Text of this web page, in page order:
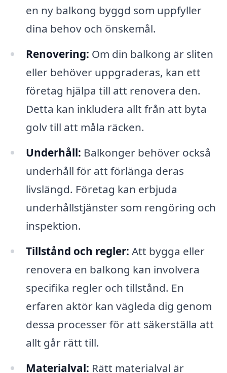
en ny balkong byggd som uppfyller
dina behov och önskemål.
Renovering: Om din balkong är sliten
eller behöver uppgraderas, kan ett
företag hjälpa till att renovera den.
Detta kan inkludera allt från att byta
golv till att måla räcken.
Underhåll: Balkonger behöver också
underhåll för att förlänga deras
livslängd. Företag kan erbjuda
underhållstjänster som rengöring och
inspektion.
Tillstånd och regler: Att bygga eller
renovera en balkong kan involvera
specifika regler och tillstånd. En
erfaren aktör kan vägleda dig genom
dessa processer för att säkerställa att
allt går rätt till.
Materialval: Rätt materialval är